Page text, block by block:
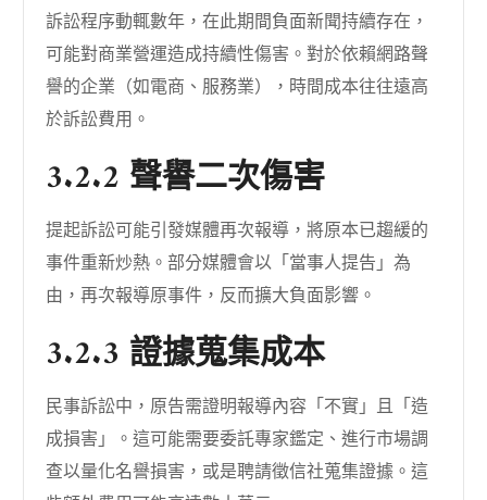
訴訟程序動輒數年，在此期間負面新聞持續存在，
可能對商業營運造成持續性傷害。對於依賴網路聲
譽的企業（如電商、服務業），時間成本往往遠高
於訴訟費用。
3.2.2 聲譽二次傷害
提起訴訟可能引發媒體再次報導，將原本已趨緩的
事件重新炒熱。部分媒體會以「當事人提告」為
由，再次報導原事件，反而擴大負面影響。
3.2.3 證據蒐集成本
民事訴訟中，原告需證明報導內容「不實」且「造
成損害」。這可能需要委託專家鑑定、進行市場調
查以量化名譽損害，或是聘請徵信社蒐集證據。這